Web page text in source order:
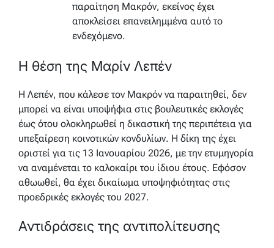
παραίτηση Μακρόν, εκείνος έχει
αποκλείσει επανειλημμένα αυτό το
ενδεχόμενο.
Η θέση της Μαρίν Λεπέν
Η Λεπέν, που κάλεσε τον Μακρόν να παραιτηθεί, δεν
μπορεί να είναι υποψήφια στις βουλευτικές εκλογές
έως ότου ολοκληρωθεί η δικαστική της περιπέτεια για
υπεξαίρεση κοινοτικών κονδυλίων. Η δίκη της έχει
οριστεί για τις 13 Ιανουαρίου 2026, με την ετυμηγορία
να αναμένεται το καλοκαίρι του ίδιου έτους. Εφόσον
αθωωθεί, θα έχει δικαίωμα υποψηφιότητας στις
προεδρικές εκλογές του 2027.
Αντιδράσεις της αντιπολίτευσης